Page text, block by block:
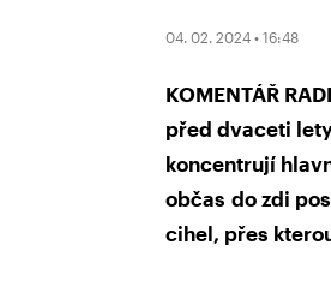
04. 02. 2024 • 16:48
KOMENTÁŘ
před dvaceti
koncentrují
občas do zdi
cihel, přes